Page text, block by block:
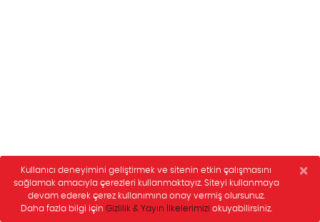
×
Kullanıcı deneyimini geliştirmek ve sitenin etkin çalışmasını
sağlamak amacıyla çerezleri kullanmaktayız. Siteyi kullanmaya
devam ederek çerez kullanımına onay vermiş olursunuz.
Daha fazla bilgi için Gizlilik & Yayın İlkelerimizi okuyabilirsiniz.